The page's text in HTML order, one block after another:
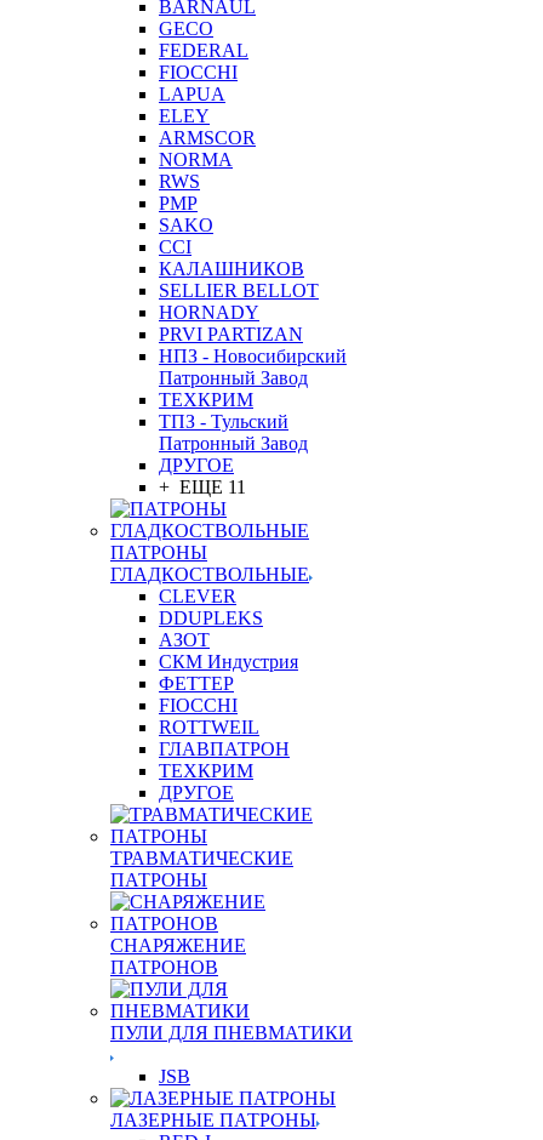
BARNAUL
GEСO
FEDERAL
FIOCCHI
LAPUA
ELEY
ARMSCOR
NORMA
RWS
PMP
SAKO
CCI
КАЛАШНИКОВ
SELLIER BELLOT
HORNADY
PRVI PARTIZAN
НПЗ - Новосибирский
Патронный Завод
ТЕХКРИМ
ТПЗ - Тульский
Патронный Завод
ДРУГОЕ
+ ЕЩЕ 11
ПАТРОНЫ
ГЛАДКОСТВОЛЬНЫЕ
CLEVER
DDUPLEKS
АЗОТ
СКМ Индустрия
ФЕТТЕР
FIOCCHI
ROTTWEIL
ГЛАВПАТРОН
ТЕХКРИМ
ДРУГОЕ
ТРАВМАТИЧЕСКИЕ
ПАТРОНЫ
СНАРЯЖЕНИЕ
ПАТРОНОВ
ПУЛИ ДЛЯ ПНЕВМАТИКИ
JSB
ЛАЗЕРНЫЕ ПАТРОНЫ